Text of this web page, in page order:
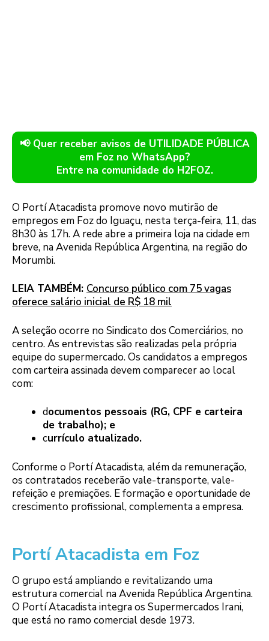
📢 Quer receber avisos de UTILIDADE PÚBLICA
em Foz no WhatsApp?
Entre na comunidade do H2FOZ.
O Portí Atacadista promove novo mutirão de
empregos em Foz do Iguaçu, nesta terça-feira, 11, das
8h30 às 17h. A rede abre a primeira loja na cidade em
breve, na Avenida República Argentina, na região do
Morumbi.
LEIA TAMBÉM: Concurso público com 75 vagas
oferece salário inicial de R$ 18 mil
A seleção ocorre no Sindicato dos Comerciários, no
centro. As entrevistas são realizadas pela própria
equipe do supermercado. Os candidatos a empregos
com carteira assinada devem comparecer ao local
com:
documentos pessoais (RG, CPF e carteira
de trabalho); e
currículo atualizado.
Conforme o Portí Atacadista, além da remuneração,
os contratados receberão vale-transporte, vale-
refeição e premiações. E formação e oportunidade de
crescimento profissional, complementa a empresa.
Portí Atacadista em Foz
O grupo está ampliando e revitalizando uma
estrutura comercial na Avenida República Argentina.
O Portí Atacadista integra os Supermercados Irani,
que está no ramo comercial desde 1973.